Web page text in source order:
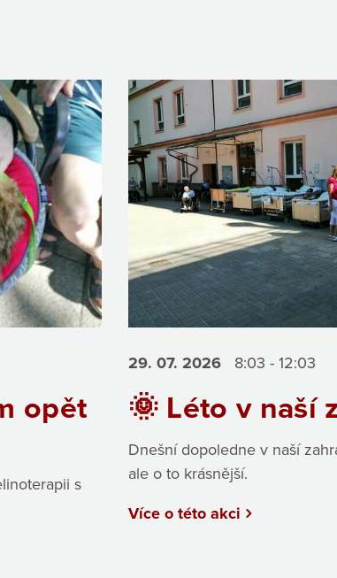
opět
s
29. 07. 2026 8:03 - 12:03
🌞 Léto v naší
Dnešní dopoledne v naší
ale o to krásnější.
Více o této akci